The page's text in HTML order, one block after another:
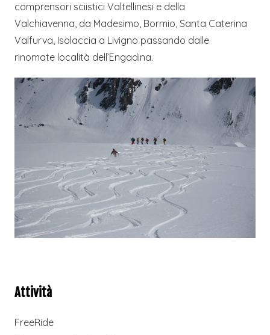
comprensori sciistici Valtellinesi e della
Valchiavenna, da Madesimo, Bormio, Santa Caterina
Valfurva, Isolaccia a Livigno passando dalle
rinomate località dell’Engadina.
Attività
FreeRide